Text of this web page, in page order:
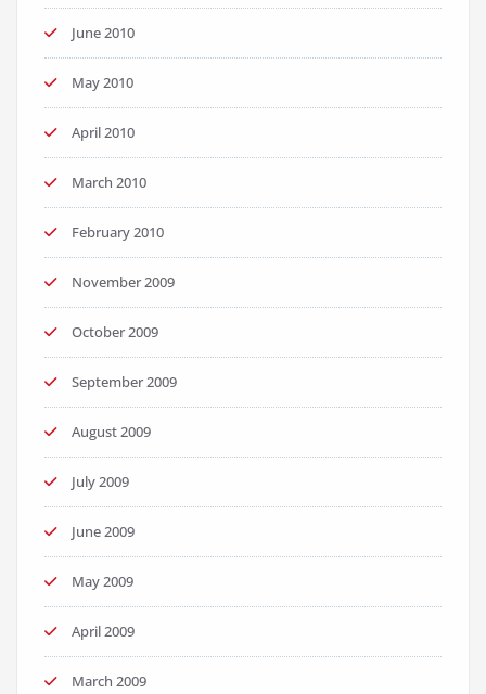
June 2010
May 2010
April 2010
March 2010
February 2010
November 2009
October 2009
September 2009
August 2009
July 2009
June 2009
May 2009
April 2009
March 2009